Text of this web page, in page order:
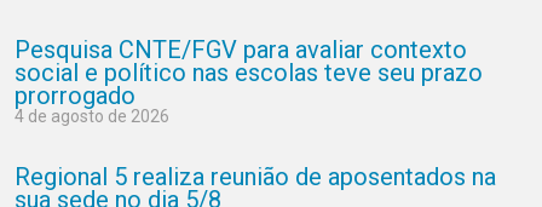
Pesquisa CNTE/FGV para avaliar contexto
social e político nas escolas teve seu prazo
prorrogado
4 de agosto de 2026
Regional 5 realiza reunião de aposentados na
sua sede no dia 5/8